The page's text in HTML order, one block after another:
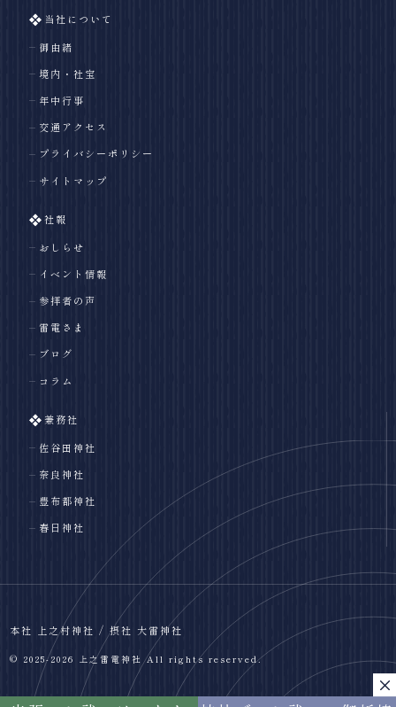
当社について
御由緒
境内・社宝
年中行事
交通アクセス
プライバシーポリシー
サイトマップ
社報
おしらせ
イベント情報
参拝者の声
雷電さま
ブログ
コラム
兼務社
佐谷田神社
奈良神社
豊布都神社
春日神社
© 2025-2026 上之雷電神社 All rights reserved.
本社 上之村神社 / 摂社 大雷神社